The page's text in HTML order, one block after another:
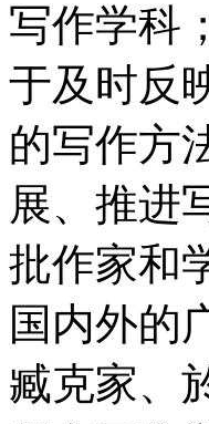
写作学科
于及时反
的写作方
展、推进
批作家和
国内外的
臧克家、